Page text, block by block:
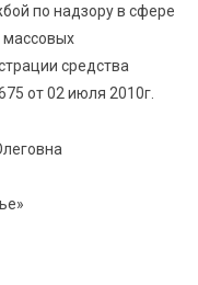
доходы
по надзору в сфере
массовых
средства
от 02 июля 2010г.